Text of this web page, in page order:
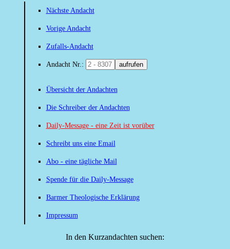
Nächste Andacht
Vorige Andacht
Zufalls-Andacht
Andacht Nr.: aufrufen
Übersicht der Andachten
Die Schreiber der Andachten
Daily-Message - eine Zeit ist vorüber
Schreibt uns eine Email
Abo - eine tägliche Mail
Spende für die Daily-Message
Barmer Theologische Erklärung
Impressum
In den Kurzandachten suchen: